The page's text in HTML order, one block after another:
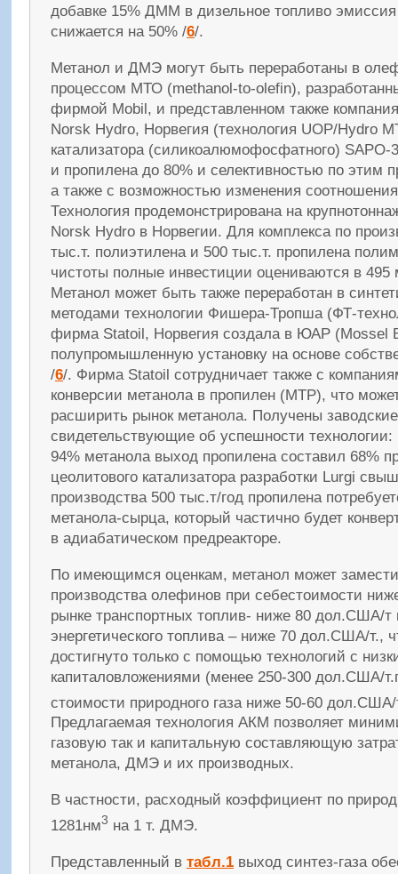
добавке 15% ДММ в дизельное топливо
снижается на 50% /6/.
Метанол и ДМЭ могут быть переработаны в
процессом МТО (methanol-to-olefin),
фирмой Mobil, и представленном также
Norsk Hydro, Норвегия (технология UOP/Hydro
катализатора (силикоалюмофосфатного)
и пропилена до 80% и селективностью по этим
а также с возможностью изменения
Технология продемонстрирована на
Norsk Hydro в Норвегии. Для комплекса по
тыс.т. полиэтилена и 500 тыс.т. пропилена
чистоты полные инвестиции оцениваются в
Метанол может быть также переработан в
методами технологии Фишера-Тропша (ФТ-
фирма Statoil, Норвегия создала в ЮАР (Mossel
полупромышленную установку на основе
/6/. Фирма Statoil сотрудничает также с
конверсии метанола в пропилен (МТР), что
расширить рынок метанола. Получены
свидетельствующие об успешности технологии:
94% метанола выход пропилена составил 68%
цеолитового катализатора разработки Lurgi
производства 500 тыс.т/год пропилена
метанола-сырца, который частично будет
в адиабатическом предреакторе.
По имеющимся оценкам, метанол может
производства олефинов при себестоимости
рынке транспортных топлив- ниже 80 дол.США/т
энергетического топлива – ниже 70 дол.США/т.,
достигнуто только с помощью технологий с
капиталовложениями (менее 250-300 дол.США/
стоимости природного газа ниже 50-60
Предлагаемая технология АКМ позволяет
газовую так и капитальную составляющую
метанола, ДМЭ и их производных.
В частности, расходный коэффициент по
1281нм3 на 1 т. ДМЭ.
Представленный в табл.1 выход синтез-газа